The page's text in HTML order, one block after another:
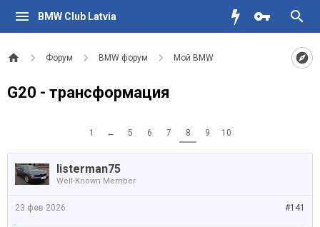
BMW Club Latvia
Форум BMW форум Мой BMW
G20 - трансформация
1 ← 5 6 7 8 9 10
listerman75
Well-Known Member
#141
23 фев 2026